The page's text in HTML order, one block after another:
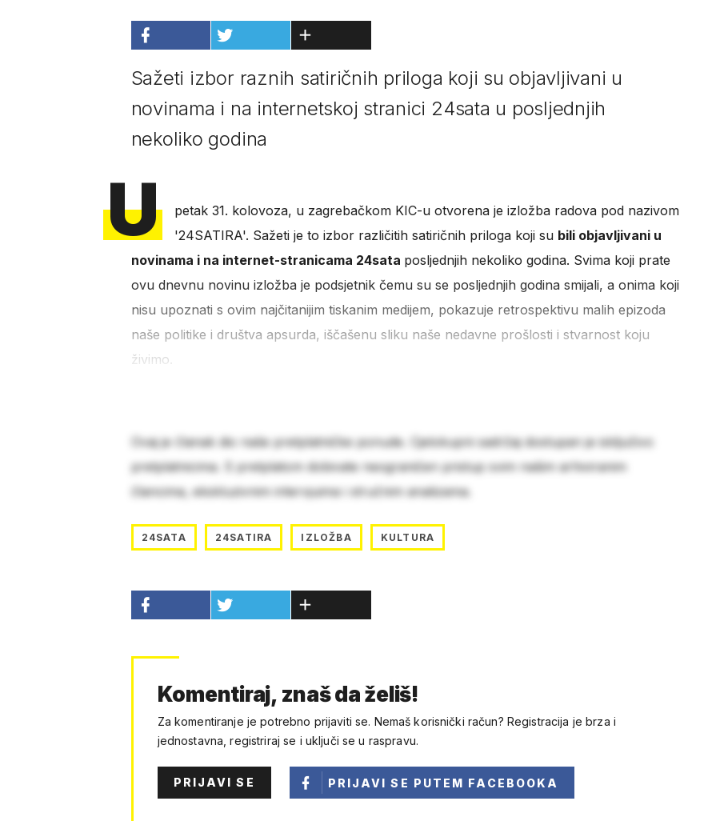
Sažeti izbor raznih satiričnih priloga koji su objavljivani u
novinama i na internetskoj stranici 24sata u posljednjih
nekoliko godina
U
petak 31. kolovoza, u zagrebačkom KIC-u otvorena je izložba radova pod nazivom
'24SATIRA'. Sažeti je to izbor različitih satiričnih priloga koji su bili objavljivani u
novinama i na internet-stranicama 24sata posljednjih nekoliko godina. Svima koji prate
ovu dnevnu novinu izložba je podsjetnik čemu su se posljednjih godina smijali, a onima koji
nisu upoznati s ovim najčitanijim tiskanim medijem, pokazuje retrospektivu malih epizoda
naše politike i društva apsurda, iščašenu sliku naše nedavne prošlosti i stvarnost koju
živimo.
Ovaj je članak dio naše pretplatničke ponude. Cjelokupni sadržaj dostupan je isključivo
pretplatnicima. S pretplatom dobivate neograničen pristup svim našim arhiviranim
člancima, ekskluzivnim intervjuima i stručnim analizama.
24SATA 24SATIRA IZLOŽBA KULTURA
Komentiraj, znaš da želiš!
Za komentiranje je potrebno prijaviti se. Nemaš korisnički račun? Registracija je brza i
jednostavna, registriraj se i uključi se u raspravu.
PRIJAVI SE PRIJAVI SE PUTEM FACEBOOKA